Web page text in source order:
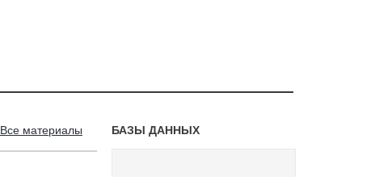
БАЗЫ ДАННЫХ
Все материалы